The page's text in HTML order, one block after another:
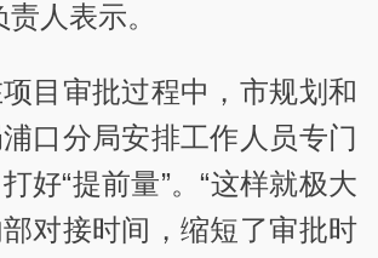
人表示。
目审批过程中，市规划和
口分局安排工作人员专门
好“提前量”。“这样就极大
对接时间，缩短了审批时